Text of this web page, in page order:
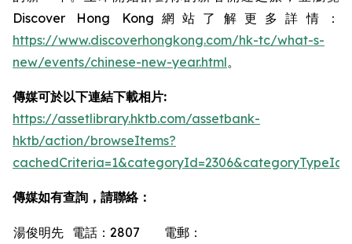
Discover Hong Kong網站了解更多詳情：
https://www.discoverhongkong.com/hk-tc/what-s-
new/events/chinese-new-year.html。
傳媒可於以下連結下載相片:
https://assetlibrary.hktb.com/assetbank-
hktb/action/browseItems?
傳媒如有查詢，請聯絡：
湯俊明先 電話：2807
電郵：